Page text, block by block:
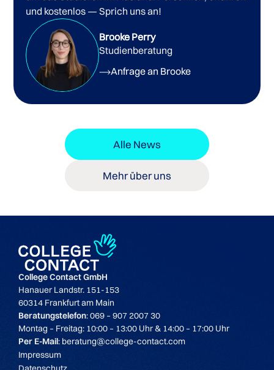
und kostenlos — Sprich uns an!
Brooke Perry
Studienberatung
Anfrage an Brooke
Alle News
Mehr über uns
College Contact GmbH
Hanauer Landstr. 151-153
60314 Frankfurt am Main
Beratungstelefon: 069 – 907 2007 30
Montag – Freitag: 10:00 – 13:00 Uhr & 14:00 – 17:00 Uhr
Per E-Mail: beratung@college-contact.com
Impressum